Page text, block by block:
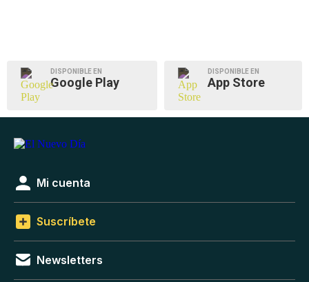
DISPONIBLE EN
Google Play
DISPONIBLE EN
App Store
Mi cuenta
Suscríbete
Newsletters